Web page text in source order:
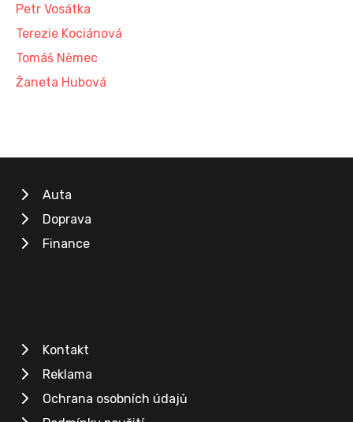
Petr Vosátka
Terezie Kociánová
Tomáš Němec
Žaneta Hubová
Auta
Doprava
Finance
Kontakt
Reklama
Ochrana osobních údajů